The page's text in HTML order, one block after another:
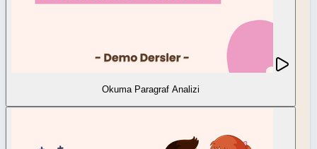
Okuma Paragraf Analizi